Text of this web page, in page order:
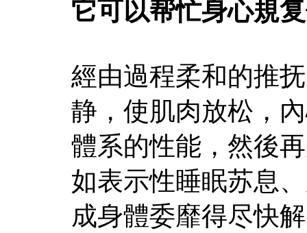
它可以帮忙身心規
經由過程柔和的推
静，使肌肉放松，
體系的性能，然後
如表示性睡眠苏息
成身體委靡得尽快